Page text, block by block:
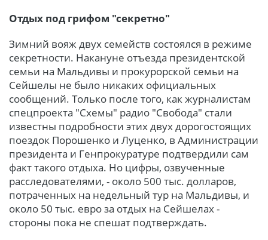
Отдых под грифом "секретно"
Зимний вояж двух семейств состоялся в режиме
секретности. Накануне отъезда президентской
семьи на Мальдивы и прокурорской семьи на
Сейшелы не было никаких официальных
сообщений. Только после того, как журналистам
спецпроекта "Схемы" радио "Свобода" стали
известны подробности этих двух дорогостоящих
поездок Порошенко и Луценко, в Администрации
президента и Генпрокуратуре подтвердили сам
факт такого отдыха. Но цифры, озвученные
расследователями, - около 500 тыс. долларов,
потраченных на недельный тур на Мальдивы, и
около 50 тыс. евро за отдых на Сейшелах -
стороны пока не спешат подтверждать.